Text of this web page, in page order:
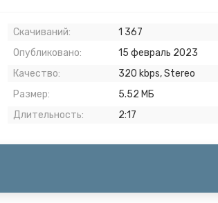
Скачиваний:
1 367
Опубликовано:
15 февраль 2023
Качество:
320 kbps, Stereo
Размер:
5.52 МБ
Длительность:
2:17